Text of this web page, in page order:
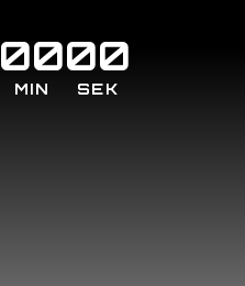
00
MIN
00
SEK